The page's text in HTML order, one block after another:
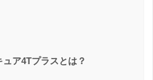
ア4Tプラスとは？